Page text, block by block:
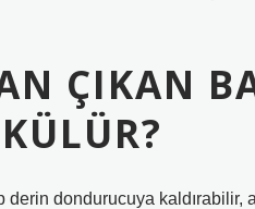
ÇIKAN
derin dondurucuya